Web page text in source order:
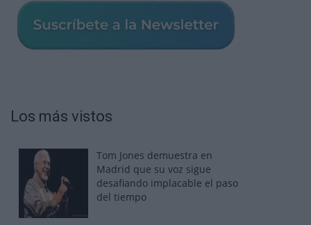
Los más vistos
Tom Jones demuestra en
Madrid que su voz sigue
desafiando implacable el paso
del tiempo